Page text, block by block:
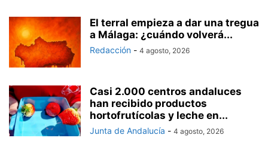
El terral empieza a dar una tregua
a Málaga: ¿cuándo volverá...
Redacción - 4 agosto, 2026
Casi 2.000 centros andaluces
han recibido productos
hortofrutícolas y leche en...
Junta de Andalucía - 4 agosto, 2026